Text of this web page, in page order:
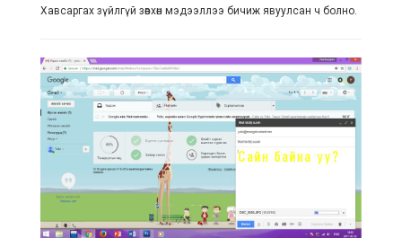
Хавсаргах зүйлгүй зөвхөн мэдээллээ бичиж явуулсан ч болно.